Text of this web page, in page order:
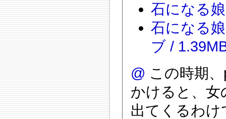
石になる
石になる
ブ /
@ この時期
かけると、
出てくるわ